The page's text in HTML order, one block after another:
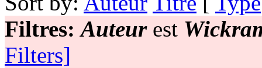
Filtres: Auteurest
Filters]